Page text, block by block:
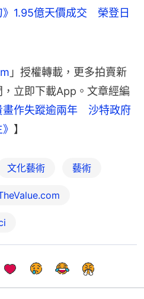
》1.95億天價成交 榮登日
」授權轉載，更多拍賣新
立即下載App。文章經編
畫作失蹤逾兩年　沙特政府
】
文化藝術 藝術